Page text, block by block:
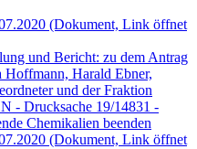
(Dokument, Link öffnet
und Bericht: zu dem Antrag
Hoffmann, Harald Ebner,
und der Fraktion
- Drucksache 19/14831 -
Chemikalien beenden
(Dokument, Link öffnet